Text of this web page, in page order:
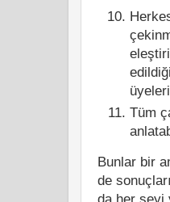
Tüm
Bunlar bir
de